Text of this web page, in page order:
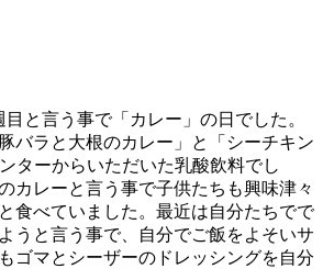
と言う事で「カレー」の日でした。
バラと大根のカレー」と「シーチキン
ターからいただいた乳酸飲料でし
カレーと言う事で子供たちも興味津々
食べていました。最近は自分たちでで
うと言う事で、自分でご飯をよそいサ
ゴマとシーザーのドレッシングを自分